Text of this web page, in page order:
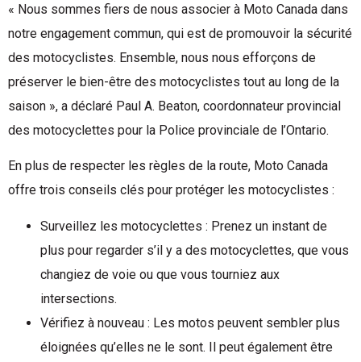
« Nous sommes fiers de nous associer à Moto Canada dans
notre engagement commun, qui est de promouvoir la sécurité
des motocyclistes. Ensemble, nous nous efforçons de
préserver le bien-être des motocyclistes tout au long de la
saison », a déclaré Paul A. Beaton, coordonnateur provincial
des motocyclettes pour la Police provinciale de l’Ontario.
En plus de respecter les règles de la route, Moto Canada
offre trois conseils clés pour protéger les motocyclistes :
Surveillez les motocyclettes : Prenez un instant de
plus pour regarder s’il y a des motocyclettes, que vous
changiez de voie ou que vous tourniez aux
intersections.
Vérifiez à nouveau : Les motos peuvent sembler plus
éloignées qu’elles ne le sont. Il peut également être